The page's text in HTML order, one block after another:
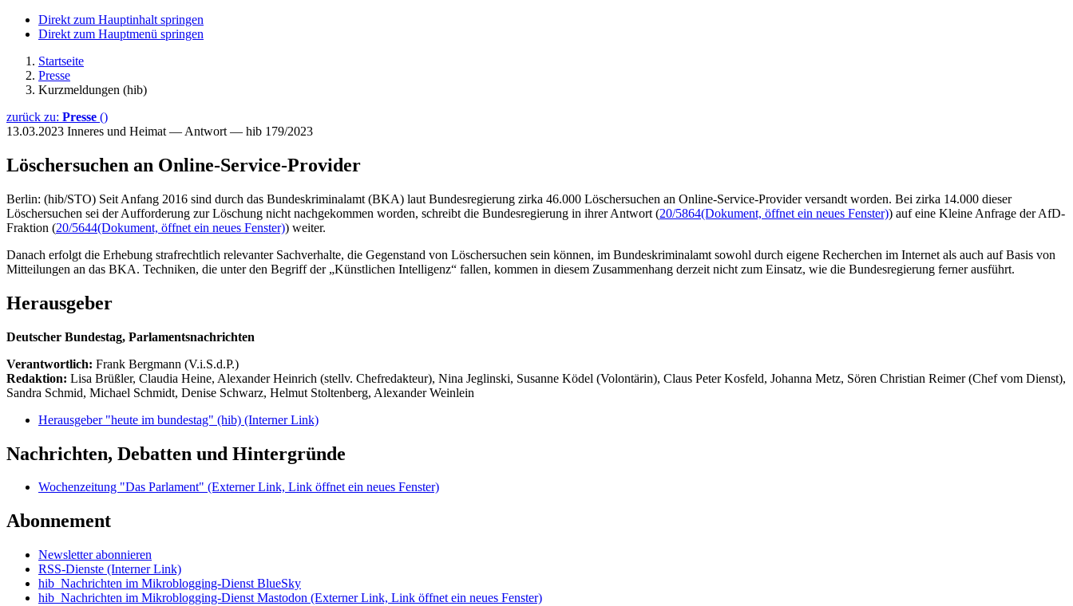
Direkt zum Hauptinhalt springen
Direkt zum Hauptmenü springen
Startseite
Presse
Kurzmeldungen (hib)
zurück zu: Presse ()
13.03.2023 Inneres und Heimat — Antwort — hib 179/2023
Löschersuchen an Online-Service-Provider
Berlin: (hib/STO) Seit Anfang 2016 sind durch das Bundeskriminalamt (BKA) laut Bundesregierung zirka 46.000 Löschersuchen an Online-Service-Provider versandt worden. Bei zirka 14.000 dieser
Löschersuchen sei der Aufforderung zur Löschung nicht nachgekommen worden, schreibt die Bundesregierung in ihrer Antwort (20/5864(Dokument, öffnet ein neues Fenster)) auf eine Kleine Anfrage der AfD-
Fraktion (20/5644(Dokument, öffnet ein neues Fenster)) weiter.
Danach erfolgt die Erhebung strafrechtlich relevanter Sachverhalte, die Gegenstand von Löschersuchen sein können, im Bundeskriminalamt sowohl durch eigene Recherchen im Internet als auch auf Basis von
Mitteilungen an das BKA. Techniken, die unter den Begriff der „Künstlichen Intelligenz“ fallen, kommen in diesem Zusammenhang derzeit nicht zum Einsatz, wie die Bundesregierung ferner ausführt.
Herausgeber
Deutscher Bundestag, Parlamentsnachrichten
Verantwortlich: Frank Bergmann (V.i.S.d.P.)
Redaktion: Lisa Brüßler, Claudia Heine, Alexander Heinrich (stellv. Chefredakteur), Nina Jeglinski, Susanne Ködel (Volontärin), Claus Peter Kosfeld, Johanna Metz, Sören Christian Reimer (Chef vom Dienst),
Sandra Schmid, Michael Schmidt, Denise Schwarz, Helmut Stoltenberg, Alexander Weinlein
Herausgeber "heute im bundestag" (hib) (Interner Link)
Nachrichten, Debatten und Hintergründe
Wochenzeitung "Das Parlament" (Externer Link, Link öffnet ein neues Fenster)
Abonnement
Newsletter abonnieren
RSS-Dienste (Interner Link)
hib_Nachrichten im Mikroblogging-Dienst BlueSky
hib_Nachrichten im Mikroblogging-Dienst Mastodon (Externer Link, Link öffnet ein neues Fenster)